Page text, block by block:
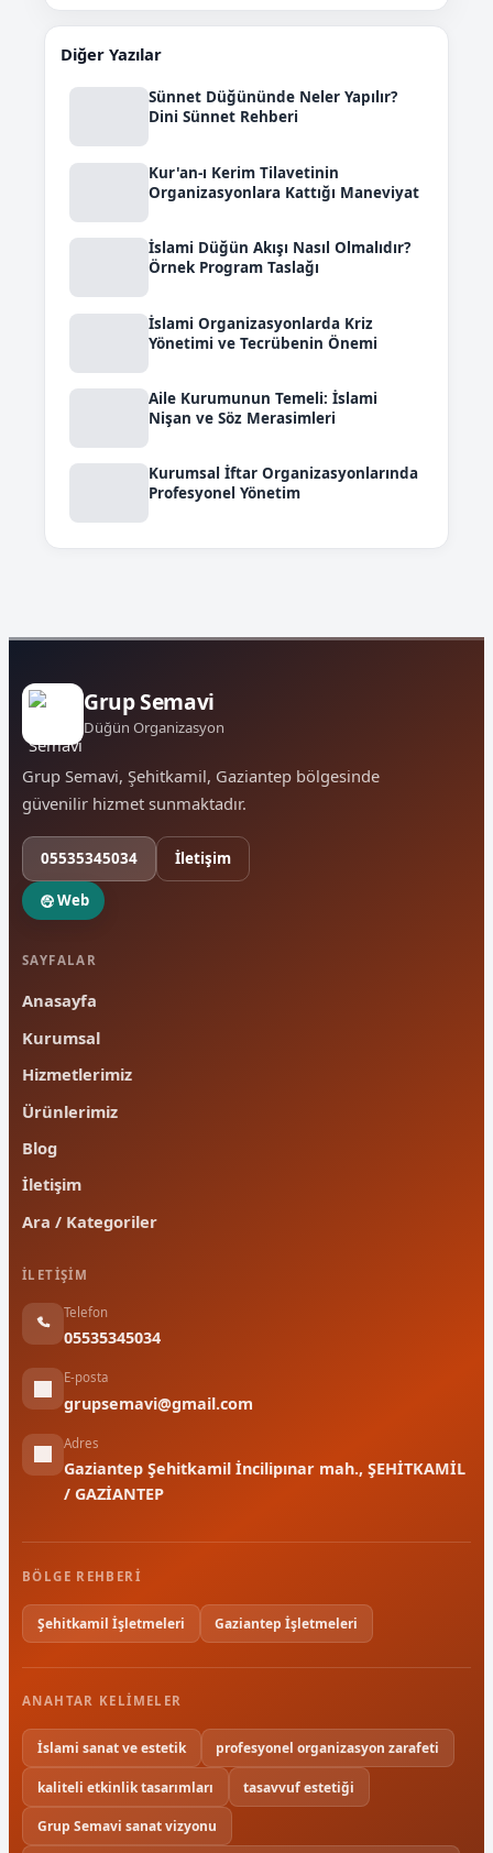
Diğer Yazılar
Sünnet Düğününde Neler Yapılır?
Dini Sünnet Rehberi
Kur'an-ı Kerim Tilavetinin
Organizasyonlara Kattığı Maneviyat
İslami Düğün Akışı Nasıl Olmalıdır?
Örnek Program Taslağı
İslami Organizasyonlarda Kriz
Yönetimi ve Tecrübenin Önemi
Aile Kurumunun Temeli: İslami
Nişan ve Söz Merasimleri
Kurumsal İftar Organizasyonlarında
Profesyonel Yönetim
Grup Semavi
Düğün Organizasyon
Grup Semavi, Şehitkamil, Gaziantep bölgesinde
güvenilir hizmet sunmaktadır.
05535345034 İletişim
Web
SAYFALAR
Anasayfa
Kurumsal
Hizmetlerimiz
Ürünlerimiz
Blog
İletişim
Ara / Kategoriler
İLETIŞIM
Telefon
05535345034
E-posta
grupsemavi@gmail.com
Adres
Gaziantep Şehitkamil İncilipınar mah., ŞEHİTKAMİL
/ GAZİANTEP
BÖLGE REHBERI
Şehitkamil İşletmeleri Gaziantep İşletmeleri
ANAHTAR KELIMELER
İslami sanat ve estetik profesyonel organizasyon zarafeti
kaliteli etkinlik tasarımları tasavvuf estetiği
Grup Semavi sanat vizyonu